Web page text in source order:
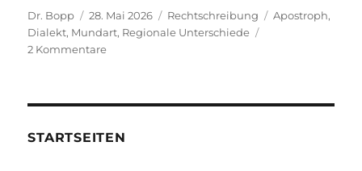
Autor
Dr. Bopp
Veröffentlicht
am
28. Mai 2026 Kategorien
Rechtschreibung Schlagwörter
Apostroph,
Dialekt, Mundart, Regionale Unterschiede
2 Kommentarezu
oft
STARTSEITEN